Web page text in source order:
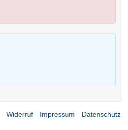
Widerruf Impressum Datenschutz